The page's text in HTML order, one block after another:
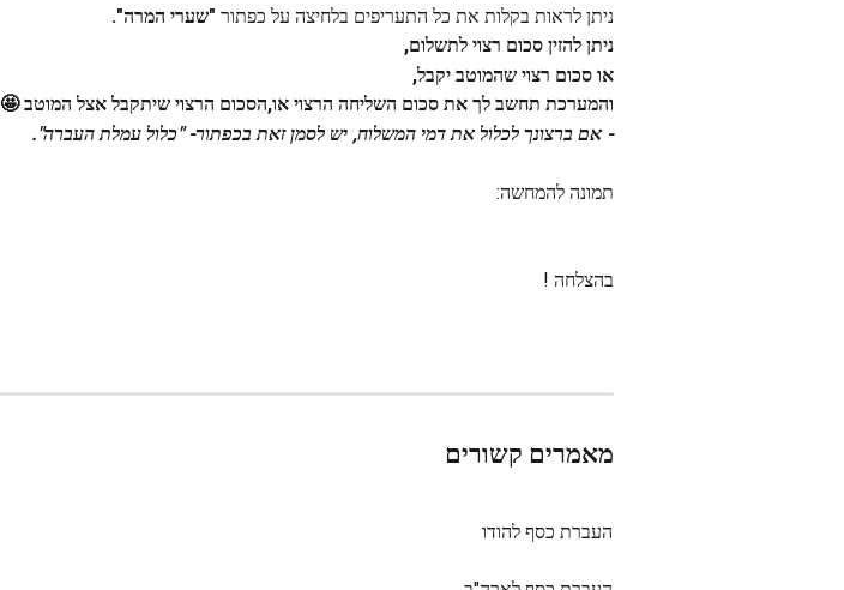
ניתן לראות בקלות את כל התעריפים בלחיצה על כפתור "שערי המרה".
ניתן להזין סכום רצוי לתשלום,
או סכום רצוי שהמוטב יקבל,
והמערכת תחשב לך את סכום השליחה הרצוי או,הסכום הרצוי שיתקבל אצל המוטב 🤩
- אם ברצונך לכלול את דמי המשלוח, יש לסמן זאת בכפתור- "כלול עמלת העברה".
תמונה להמחשה:
בהצלחה !
מאמרים קשורים
העברת כסף להודו